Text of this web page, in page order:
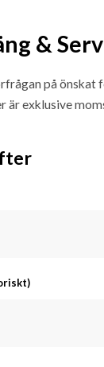
&
på önskat
är exklusive